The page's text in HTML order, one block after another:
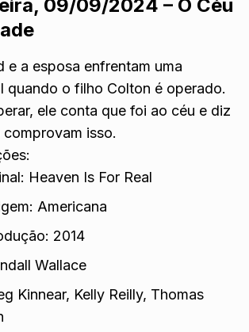
09/09/2024 – O Céu
e a esposa enfrentam uma
quando o filho Colton é operado.
ele conta que foi ao céu e diz
isso.
Heaven Is For Real
Americana
2014
Wallace
Kinnear, Kelly Reilly, Thomas